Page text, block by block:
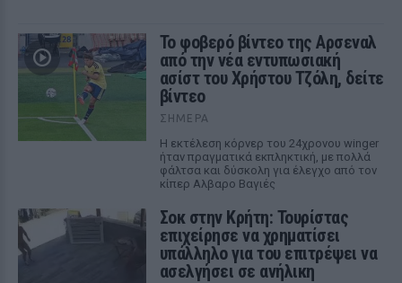
Το φοβερό βίντεο της Αρσεναλ
από την νέα εντυπωσιακή
ασίστ του Χρήστου Τζόλη, δείτε
βίντεο
ΣΉΜΕΡΑ
Η εκτέλεση κόρνερ του 24χρονου winger
ήταν πραγματικά εκπληκτική, με πολλά
φάλτσα και δύσκολη για έλεγχο από τον
κίπερ Αλβαρο Βαγιές
Σοκ στην Κρήτη: Τουρίστας
επιχείρησε να χρηματίσει
υπάλληλο για του επιτρέψει να
ασελγήσει σε ανήλικη